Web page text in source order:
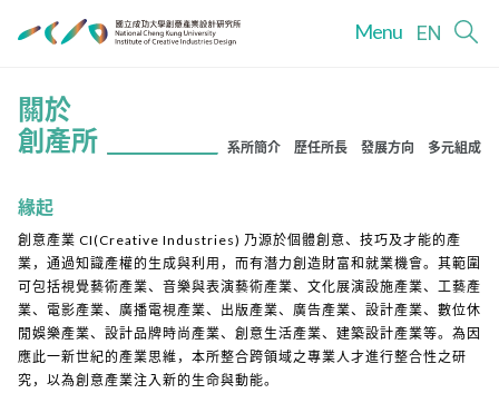
Menu EN
關於
創產所
系所簡介 歷任所長 發展方向 多元組成
緣起
創意產業 CI(Creative Industries) 乃源於個體創意、技巧及才能的產
業，通過知識產權的生成與利用，而有潛力創造財富和就業機會。其範圍
可包括視覺藝術產業、音樂與表演藝術產業、文化展演設施產業、工藝產
業、電影產業、廣播電視產業、出版產業、廣告產業、設計產業、數位休
閒娛樂產業、設計品牌時尚產業、創意生活產業、建築設計產業等。為因
應此一新世紀的產業思維，本所整合跨領域之專業人才進行整合性之研
究，以為創意產業注入新的生命與動能。